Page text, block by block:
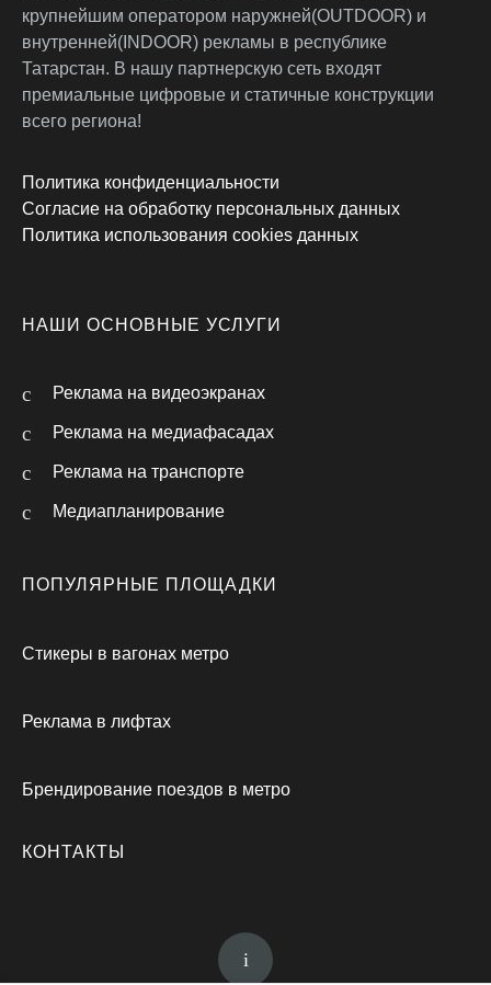
крупнейшим оператором наружней(OUTDOOR) и
внутренней(INDOOR) рекламы в республике
Татарстан. В нашу партнерскую сеть входят
премиальные цифровые и статичные конструкции
всего региона!
Политика конфиденциальности
Согласие на обработку персональных данных
Политика использования cookies данных
НАШИ ОСНОВНЫЕ УСЛУГИ
Реклама на видеоэкранах
Реклама на медиафасадах
Реклама на транспорте
Медиапланирование
ПОПУЛЯРНЫЕ ПЛОЩАДКИ
Стикеры в вагонах метро
Реклама в лифтах
Брендирование поездов в метро
КОНТАКТЫ